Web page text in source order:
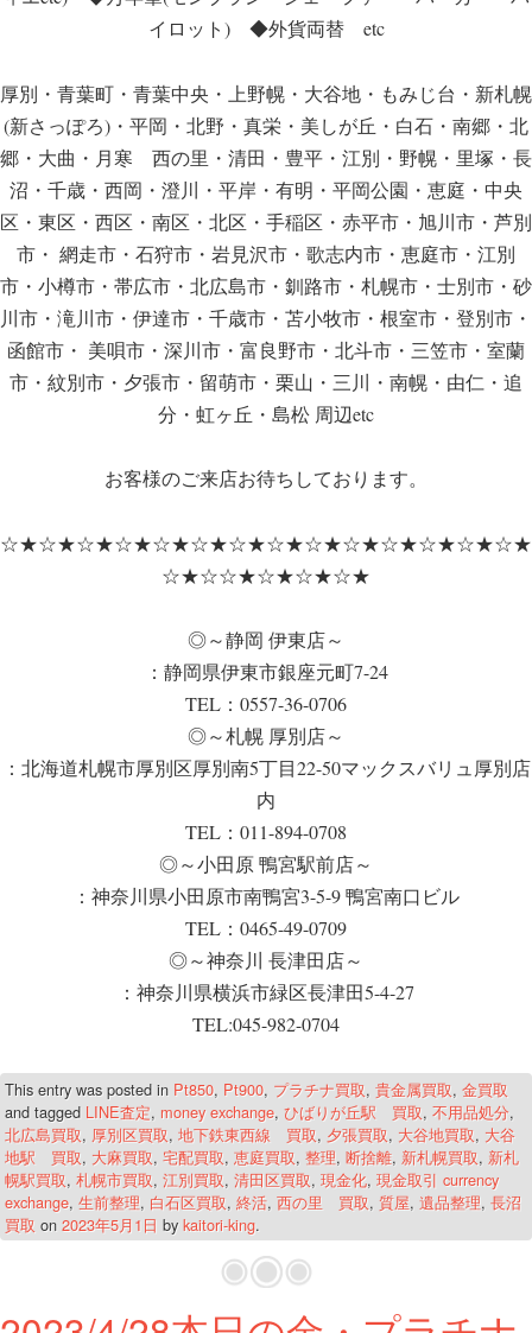
イロット) ◆外貨両替 etc
厚別・青葉町・青葉中央・上野幌・大谷地・もみじ台・新札幌
(新さっぽろ)・平岡・北野・真栄・美しが丘・白石・南郷・北
郷・大曲・月寒 西の里・清田・豊平・江別・野幌・里塚・長
沼・千歳・西岡・澄川・平岸・有明・平岡公園・恵庭・中央
区・東区・西区・南区・北区・手稲区・赤平市・旭川市・芦別
市・ 網走市・石狩市・岩見沢市・歌志内市・恵庭市・江別
市・小樽市・帯広市・北広島市・釧路市・札幌市・士別市・砂
川市・滝川市・伊達市・千歳市・苫小牧市・根室市・登別市・
函館市・ 美唄市・深川市・富良野市・北斗市・三笠市・室蘭
市・紋別市・夕張市・留萌市・栗山・三川・南幌・由仁・追
分・虹ヶ丘・島松 周辺etc
お客様のご来店お待ちしております。
☆★☆★☆★☆★☆★☆★☆★☆★☆★☆★☆★☆★☆★☆★
☆★☆☆★☆★☆★☆★
◎～静岡 伊東店～
：静岡県伊東市銀座元町7-24
TEL：0557-36-0706
◎～札幌 厚別店～
：北海道札幌市厚別区厚別南5丁目22-50マックスバリュ厚別店
内
TEL：011-894-0708
◎～小田原 鴨宮駅前店～
：神奈川県小田原市南鴨宮3-5-9 鴨宮南口ビル
TEL：0465-49-0709
◎～神奈川 長津田店～
：神奈川県横浜市緑区長津田5-4-27
TEL:045-982-0704
This entry was posted in Pt850, Pt900, プラチナ買取, 貴金属買取, 金買取
and tagged LINE査定, money exchange, ひばりが丘駅 買取, 不用品処分,
北広島買取, 厚別区買取, 地下鉄東西線 買取, 夕張買取, 大谷地買取, 大谷
地駅 買取, 大麻買取, 宅配買取, 恵庭買取, 整理, 断捨離, 新札幌買取, 新札
幌駅買取, 札幌市買取, 江別買取, 清田区買取, 現金化, 現金取引 currency
exchange, 生前整理, 白石区買取, 終活, 西の里 買取, 質屋, 遺品整理, 長沼
買取 on 2023年5月1日 bykaitori-king.